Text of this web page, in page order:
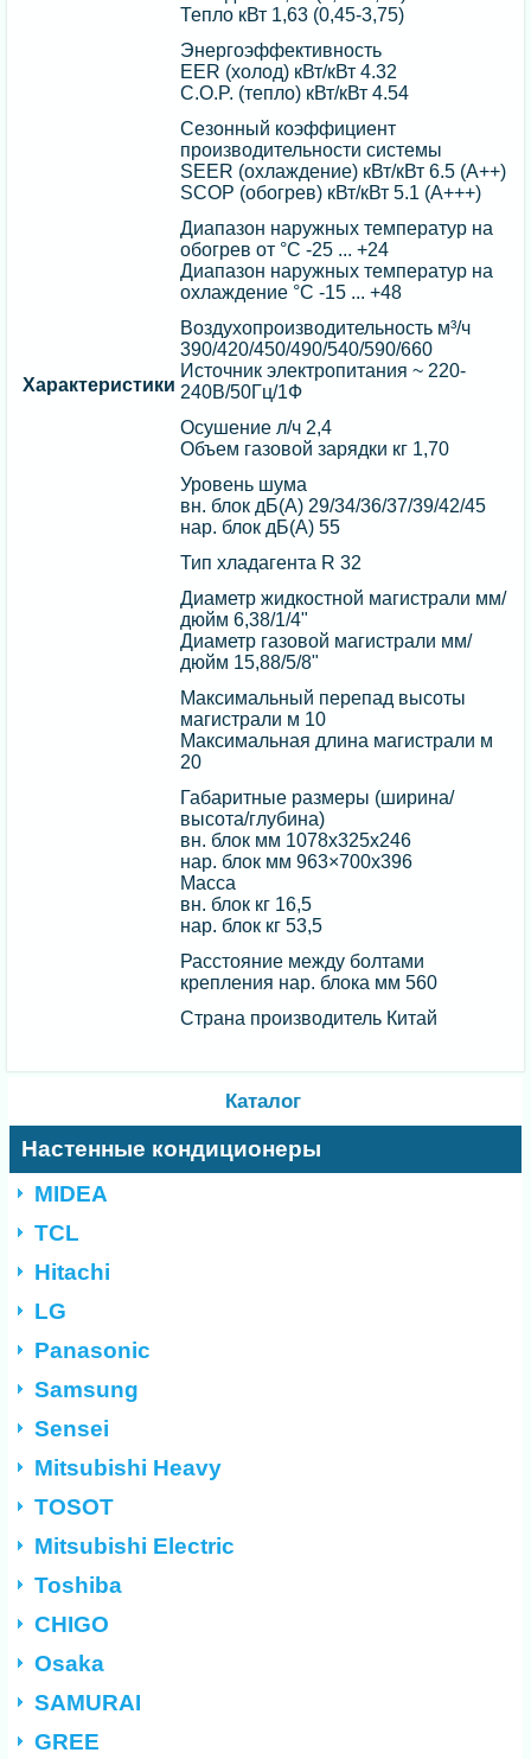
Характеристики
Тепло кВт 1,63 (0,45-3,75)
Энергоэффективность
EER (холод) кВт/кВт 4.32
C.O.P. (тепло) кВт/кВт 4.54
Сезонный коэффициент
производительности системы
SEER (охлаждение) кВт/кВт 6.5 (А++)
SCOP (обогрев) кВт/кВт 5.1 (А+++)
Диапазон наружных температур на
обогрев от °C -25 ... +24
Диапазон наружных температур на
охлаждение °C -15 ... +48
Воздухопроизводительность м³/ч
390/420/450/490/540/590/660
Источник электропитания ~ 220-
240В/50Гц/1Ф
Осушение л/ч 2,4
Объем газовой зарядки кг 1,70
Уровень шума
вн. блок дБ(А) 29/34/36/37/39/42/45
нар. блок дБ(А) 55
Тип хладагента R 32
Диаметр жидкостной магистрали мм/
дюйм 6,38/1/4"
Диаметр газовой магистрали мм/
дюйм 15,88/5/8"
Максимальный перепад высоты
магистрали м 10
Максимальная длина магистрали м
20
Габаритные размеры (ширина/
высота/глубина)
вн. блок мм 1078х325х246
нар. блок мм 963×700x396
Масса
вн. блок кг 16,5
нар. блок кг 53,5
Расстояние между болтами
крепления нар. блока мм 560
Страна производитель Китай
Каталог
Настенные кондиционеры
MIDEA
TCL
Hitachi
LG
Panasonic
Samsung
Sensei
Mitsubishi Heavy
TOSOT
Mitsubishi Electric
Toshiba
CHIGO
Osaka
SAMURAI
GREE